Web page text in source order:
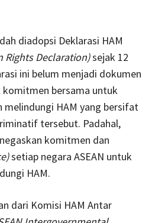
diadopsi Deklarasi HAM
Rights Declaration)sejak 12
ini belum menjadi dokumen
bersama untuk
melindungi HAM yang bersifat
tersebut. Padahal,
komitmen dan
setiap negara ASEAN untuk
HAM.
dari Komisi HAM Antar